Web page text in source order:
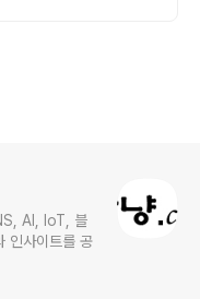
AI, IoT, 블
인사이트를 공